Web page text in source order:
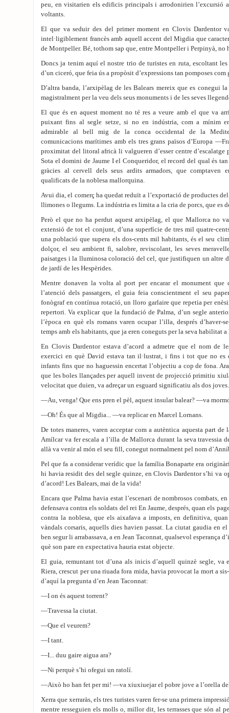
peu, en visitarien els edificis principals i arrodonirien l’excursió
voltants.
El que va seduir des del primer moment en Clovis Dardentor
intel·ligiblement francès amb aquell accent del Migdia que
de Montpeller. Bé, tothom sap que, entre Montpeller i Perpinyà, no
Doncs ja tenim aquí el nostre trio de turistes en ruta, escoltant
d’un ciceró, que feia ús a propòsit d’expressions tan pomposes com
D’altra banda, l’arxipèlag de les Balears mereix que es conegui
magistralment per la veu dels seus monuments i de les seves
El que és en aquest moment no té res a veure amb el que va
puixant fins al segle setze, si no en indústria, com a mínim
admirable al bell mig de la conca occidental de la
comunicacions marítimes amb els tres grans països d’Europa
proximitat del litoral africà li valgueren d’esser centre d’escalatge
Sota el domini de Jaume I el Conqueridor, el record del qual és
gràcies al cervell dels seus ardits armadors, que comptaven
qualificats de la noblesa mallorquina.
Avui dia, el comerç ha quedat reduït a l’exportació de productes
llimones o llegums. La indústria es limita a la cria de porcs, que es
Però el que no ha perdut aquest arxipèlag, el que Mallorca no
extensió de tot el conjunt, d’una superfície de tres mil quatre-
una població que supera els dos-cents mil habitants, és el seu
dolçor, el seu ambient fi, salobre, reviscolant, les seves
paisatges i la lluminosa coloració del cel, que justifiquen un altre
de jardí de les Hespèrides.
Mentre donaven la volta al port per encarar el monument que
l’atenció dels passatgers, el guia feia conscientment el seu
fonògraf en contínua rotació, un lloro garlaire que repetia per
repertori. Va explicar que la fundació de Palma, d’un segle
l’època en què els romans varen ocupar l’illa, després d’haver-
temps amb els habitants, que ja eren coneguts per la seva habilitat a
En Clovis Dardentor estava d’acord a admetre que el nom de
exercici en què David estava tan il·lustrat, i fins i tot que no es
infants fins que no haguessin encertat l’objectiu a cop de fona.
que les boles llançades per aquell invent de projecció primitiu
velocitat que duien, va adreçar un esguard significatiu als dos joves.
—Au, venga! Que ens pren el pèl, aquest insular balear? —va
—Oh! És que al Migdia... —va replicar en Marcel Lornans.
De totes maneres, varen acceptar com a autèntica aquesta part
Amílcar va fer escala a l’illa de Mallorca durant la seva travessia
allà va venir al món el seu fill, conegut normalment pel nom
Pel que fa a considerar verídic que la família Bonaparte era
hi havia residit des del segle quinze, en Clovis Dardentor s’hi va
d’acord! Les Balears, mai de la vida!
Encara que Palma havia estat l’escenari de nombrosos combats,
defensava contra els soldats del rei En Jaume, després, quan els
contra la noblesa, que els aixafava a imposts, en definitiva,
vàndals corsaris, aquells dies havien passat. La ciutat gaudia en el
ben segur li arrabassava, a en Jean Taconnat, qualsevol esperança
què son pare en expectativa hauria estat objecte.
El guia, remuntant tot d’una als inicis d’aquell quinzè segle, va
Riera, crescut per una riuada fora mida, havia provocat la mort a
d’aquí la pregunta d’en Jean Taconnat:
—I on és aquest torrent?
—Travessa la ciutat.
—Que el veurem?
—I tant.
—I... duu gaire aigua ara?
—Ni perquè s’hi ofegui un ratolí.
—Això ho han fet per mi! —va xiuxiuejar el pobre jove a l’orella
Xerra que xerraràs, els tres turistes varen fer-se una primera
mentre resseguien els molls o, millor dit, les terrasses que són al